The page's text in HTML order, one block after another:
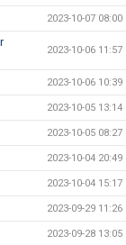
2023-10-07 08:00
2023-10-06 11:57
2023-10-06 10:39
2023-10-05 13:14
2023-10-05 08:27
2023-10-04 20:49
2023-10-04 15:17
2023-09-29 11:26
2023-09-28 13:05